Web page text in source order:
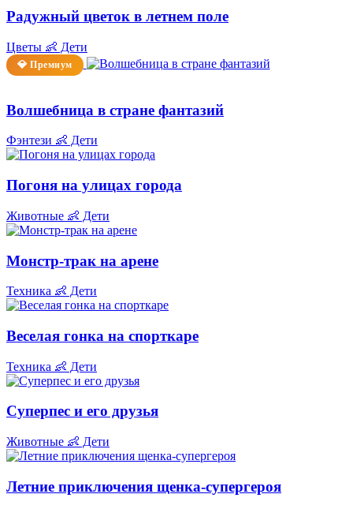
Радужный цветок в летнем поле
Цветы 👶 Дети
💎 Премиум
Волшебница в стране фантазий
Фэнтези 👶 Дети
Погоня на улицах города
Животные 👶 Дети
Монстр-трак на арене
Техника 👶 Дети
Веселая гонка на спорткаре
Техника 👶 Дети
Суперпес и его друзья
Животные 👶 Дети
Летние приключения щенка-супергероя